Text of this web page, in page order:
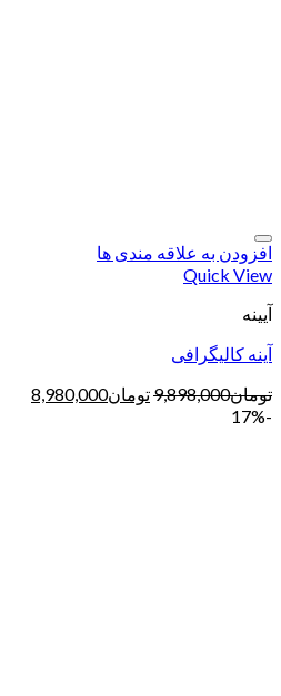
افزودن به علاقه مندی ها
Quick View
آیینه
آینه کالیگرافی
تومان9,898,000تومان8,980,000
-17%